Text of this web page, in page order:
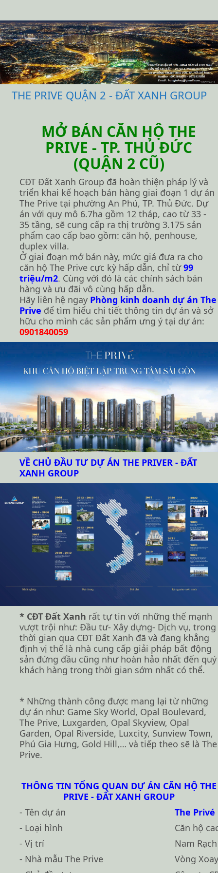
THE PRIVE QUẬN 2 - ĐẤT XANH GROUP
MỞ BÁN CĂN HỘ THE
PRIVE - TP. THỦ ĐỨC
(QUẬN 2 CŨ)
CĐT Đất Xanh Group đã hoàn thiện pháp lý và
triển khai kế hoạch bán hàng giai đoạn 1 dự án
The Prive tại phường An Phú, TP. Thủ Đức. Dự
án với quy mô 6.7ha gồm 12 tháp, cao từ 33 -
35 tầng, sẽ cung cấp ra thị trường 3.175 sản
phẩm cao cấp bao gồm: căn hộ, penhouse,
duplex villa.
Ở giai đoạn mở bán này, mức giá đưa ra cho
căn hộ The Prive cực kỳ hấp dẫn, chỉ từ99
triệu/m2. Cùng với đó là các chính sách bán
hàng và ưu đãi vô cùng hấp dẫn.
Hãy liên hệ ngay Phòng kinh doanh dự án The
Prive để tìm hiểu chi tiết thông tin dự án và sở
hữu cho mình các sản phẩm ưng ý tại dự án:
0901840059
VỀ CHỦ ĐẦU TƯ DỰ ÁN THE PRIVER - ĐẤT
XANH GROUP
* CĐT Đất Xanh rất tự tin với những thế mạnh
vượt trội như: Đầu tư- Xây dựng- Dịch vụ, trong
thời gian qua CĐT Đất Xanh đã và đang khẳng
định vị thế là nhà cung cấp giải pháp bất động
sản đứng đầu cũng như hoàn hảo nhất đến quý
khách hàng trong thời gian sớm nhất có thể.
* Những thành công được mang lại từ những
dự án như: Game Sky World, Opal Boulevard,
The Prive, Luxgarden, Opal Skyview, Opal
Garden, Opal Riverside, Luxcity, Sunview Town,
Phú Gia Hưng, Gold Hill,… và tiếp theo sẽ là The
Prive.
THÔNG TIN TỔNG QUAN DỰ ÁN CĂN HỘ THE
PRIVE - ĐẤT XANH GROUP
- Tên dự án
The Privé
- Loại hình
Căn hộ
- Vị trí
Nam
- Nhà mẫu The Prive
Vòng